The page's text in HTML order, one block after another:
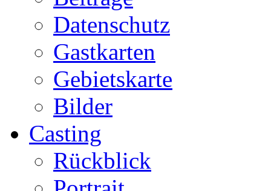
Datenschutz
Gastkarten
Gebietskarte
Bilder
Casting
Rückblick